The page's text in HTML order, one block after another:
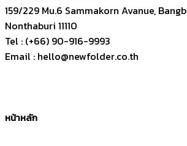
159/229 Mu.6 Sammakorn Avanue,
Nonthaburi 11110
Tel : (+66) 90-916-9993
Email : hello@newfolder.co.th
หน้าหลัก